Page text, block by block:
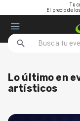
Tu
El precio de
Lo último en
artísticos